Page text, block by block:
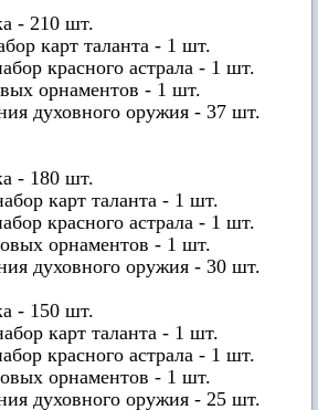
- 210 шт.
карт таланта - 1 шт.
красного астрала - 1 шт.
орнаментов - 1 шт.
духовного оружия - 37 шт.
- 180 шт.
карт таланта - 1 шт.
красного астрала - 1 шт.
орнаментов - 1 шт.
духовного оружия - 30 шт.
- 150 шт.
карт таланта - 1 шт.
красного астрала - 1 шт.
орнаментов - 1 шт.
духовного оружия - 25 шт.